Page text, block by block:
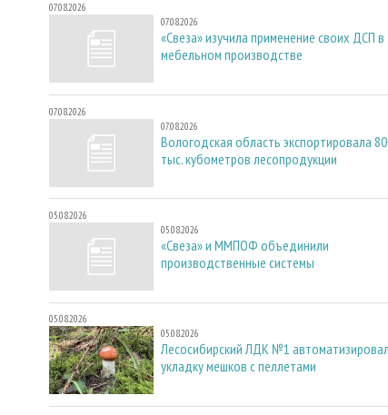
07.08.2026
07.08.2026
«Свеза» изучила применение своих ДСП в
мебельном производстве
07.08.2026
07.08.2026
Вологодская область экспортировала
тыс. кубометров лесопродукции
05.08.2026
05.08.2026
«Свеза» и ММПОФ объединили
производственные системы
05.08.2026
05.08.2026
Лесосибирский ЛДК №1 автоматизировал
укладку мешков с пеллетами